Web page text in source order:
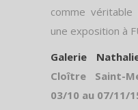
comme
une exposition à
Galerie
Cloître Saint-
03/10 au 07/11/